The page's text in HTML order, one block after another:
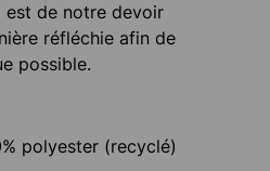
est de notre devoir
réfléchie afin de
possible.
polyester (recyclé)